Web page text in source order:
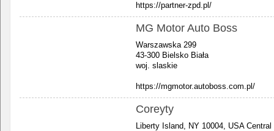
https://partner-zpd.pl/
MG Motor Auto Boss
Warszawska 299
43-300 Bielsko Biała
woj. slaskie
https://mgmotor.autoboss.com.pl/
Coreyty
Liberty Island, NY 10004, USA Central